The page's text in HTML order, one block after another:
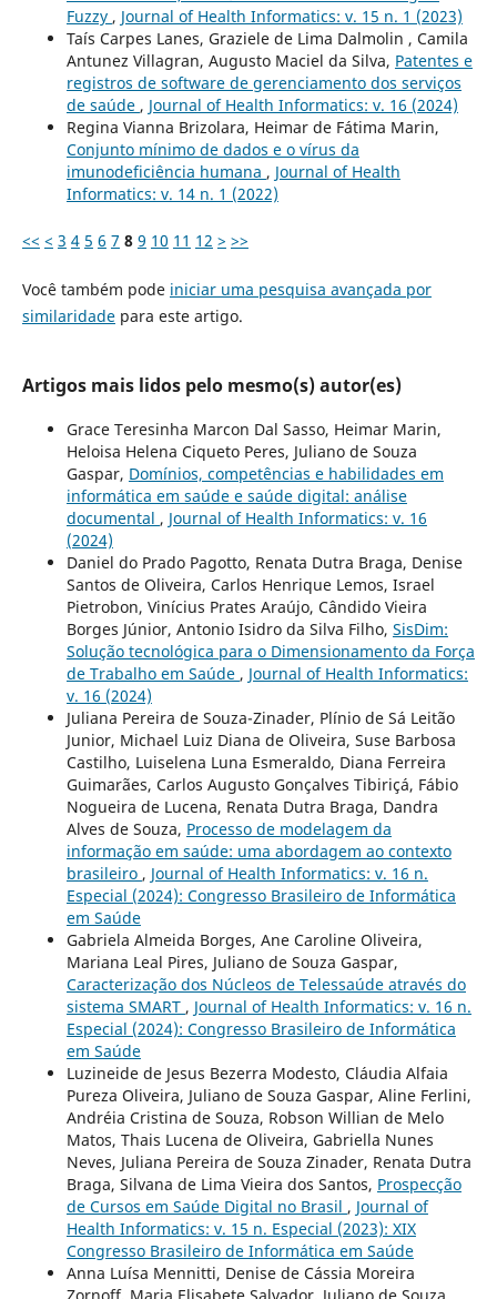
Fuzzy , Journal of Health Informatics: v. 15 n. 1 (2023)
Taís Carpes Lanes, Graziele de Lima Dalmolin , Camila
Antunez Villagran, Augusto Maciel da Silva, Patentes e
registros de software de gerenciamento dos serviços
de saúde , Journal of Health Informatics: v. 16 (2024)
Regina Vianna Brizolara, Heimar de Fátima Marin,
Conjunto mínimo de dados e o vírus da
imunodeficiência humana , Journal of Health
Informatics: v. 14 n. 1 (2022)
<< < 3 4 5 6 7 8 9 10 11 12 > >>
Você também pode iniciar uma pesquisa avançada por
similaridadepara este artigo.
Artigos mais lidos pelo mesmo(s) autor(es)
Grace Teresinha Marcon Dal Sasso, Heimar Marin,
Heloisa Helena Ciqueto Peres, Juliano de Souza
Gaspar, Domínios, competências e habilidades em
informática em saúde e saúde digital: análise
documental , Journal of Health Informatics: v. 16
(2024)
Daniel do Prado Pagotto, Renata Dutra Braga, Denise
Santos de Oliveira, Carlos Henrique Lemos, Israel
Pietrobon, Vinícius Prates Araújo, Cândido Vieira
Borges Júnior, Antonio Isidro da Silva Filho, SisDim:
Solução tecnológica para o Dimensionamento da Força
de Trabalho em Saúde , Journal of Health Informatics:
v. 16 (2024)
Juliana Pereira de Souza-Zinader, Plínio de Sá Leitão
Junior, Michael Luiz Diana de Oliveira, Suse Barbosa
Castilho, Luiselena Luna Esmeraldo, Diana Ferreira
Guimarães, Carlos Augusto Gonçalves Tibiriçá, Fábio
Nogueira de Lucena, Renata Dutra Braga, Dandra
Alves de Souza, Processo de modelagem da
informação em saúde: uma abordagem ao contexto
brasileiro , Journal of Health Informatics: v. 16 n.
Especial (2024): Congresso Brasileiro de Informática
em Saúde
Gabriela Almeida Borges, Ane Caroline Oliveira,
Mariana Leal Pires, Juliano de Souza Gaspar,
Caracterização dos Núcleos de Telessaúde através do
sistema SMART , Journal of Health Informatics: v. 16 n.
Especial (2024): Congresso Brasileiro de Informática
em Saúde
Luzineide de Jesus Bezerra Modesto, Cláudia Alfaia
Pureza Oliveira, Juliano de Souza Gaspar, Aline Ferlini,
Andréia Cristina de Souza, Robson Willian de Melo
Matos, Thais Lucena de Oliveira, Gabriella Nunes
Neves, Juliana Pereira de Souza Zinader, Renata Dutra
Braga, Silvana de Lima Vieira dos Santos, Prospecção
de Cursos em Saúde Digital no Brasil , Journal of
Health Informatics: v. 15 n. Especial (2023): XIX
Congresso Brasileiro de Informática em Saúde
Anna Luísa Mennitti, Denise de Cássia Moreira